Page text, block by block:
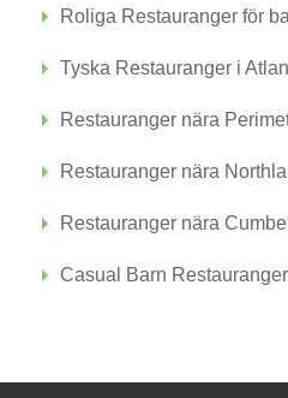
Roliga Restauranger för
Tyska Restauranger i
Restauranger nära
Restauranger nära
Restauranger nära
Casual Barn